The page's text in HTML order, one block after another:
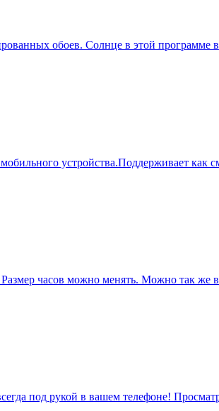
обоев. Солнце в этой программе
устройства.Поддерживает как
часов можно менять. Можно так же
под рукой в вашем телефоне!